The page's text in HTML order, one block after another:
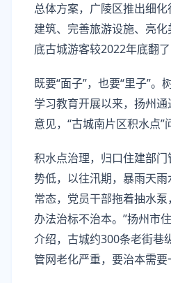
总体方案，广陵区推出细
建筑、完善旅游设施、亮
底古城游客较2022年底翻了
既要“面子”，也要“里子”。
学习教育开展以来，扬州通
意见，“古城南片区积水点”
积水点治理，归口住建部
势低，以往汛期，暴雨天
常态，党员干部拖着抽水
办法治标不治本。”扬州市
介绍，古城约300条老街巷
管网老化严重，要治本需要